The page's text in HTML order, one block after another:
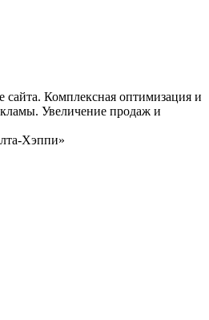
сайта. Комплексная оптимизация и
Увеличение продаж и
Хэппи»